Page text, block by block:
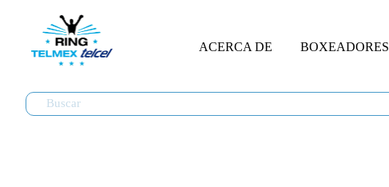
ACERCA DE BOXEADORES